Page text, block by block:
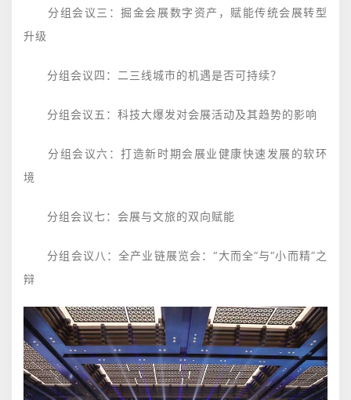
分组会议三：掘金会展数字资产，赋能传统会展转型
升级
分组会议四：二三线城市的机遇是否可持续？
分组会议五：科技大爆发对会展活动及其趋势的影响
分组会议六：打造新时期会展业健康快速发展的软环
境
分组会议七：会展与文旅的双向赋能
分组会议八：全产业链展览会：“大而全”与“小而精”之
辩